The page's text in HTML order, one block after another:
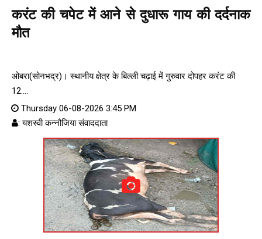
करंट की चपेट में आने से दुधारू गाय की दर्दनाक
मौत
ओबरा(सोनभद्र)। स्थानीय क्षेत्र के बिल्ली चढ़ाई में गुरुवार दोपहर करंट की
12....
Thursday 06-08-2026 3:45 PM
: यशस्वी कन्नौजिया संवाददाता